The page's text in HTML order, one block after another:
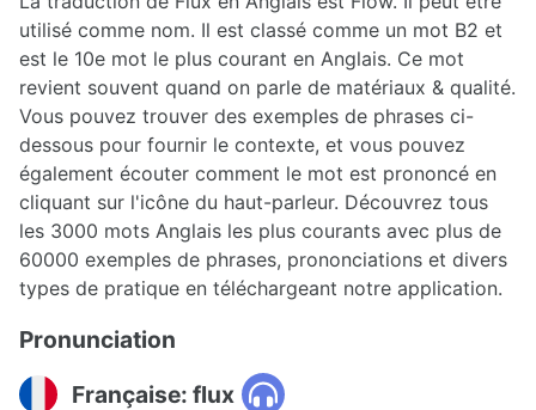
utilisé comme nom. Il est classé comme un mot B2 et
est le 10e mot le plus courant en Anglais. Ce mot
revient souvent quand on parle de matériaux & qualité.
Vous pouvez trouver des exemples de phrases ci-
dessous pour fournir le contexte, et vous pouvez
également écouter comment le mot est prononcé en
cliquant sur l'icône du haut-parleur. Découvrez tous
les 3000 mots Anglais les plus courants avec plus de
60000 exemples de phrases, prononciations et divers
types de pratique en téléchargeant notre application.
Pronunciation
Française: flux